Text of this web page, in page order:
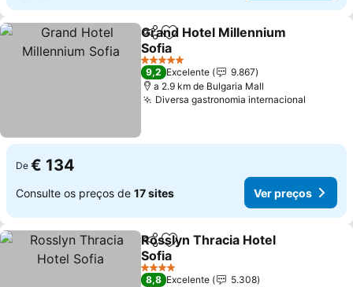
PartilharAdicionar aos favoritos
Grand Hotel Millennium
Sofia
Ver preços
5 Estrelas
9,2 Excelente
9.867
a 2.9 km de Bulgaria Mall
Diversa gastronomia internacional
De € 134
Consulte os preços de 17 sites Ver preços
PartilharAdicionar aos favoritos
Rosslyn Thracia Hotel
Sofia
Ver preços
4 Estrelas
8,8 Excelente
5.308